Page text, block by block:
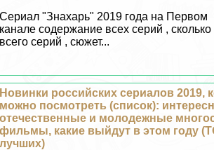
Сериал "Знахарь" 2019 года на Первом
канале содержание всех серий , сколько
всего серий , сюжет...
Новинки российских сериалов 2019,
можно посмотреть (список):
отечественные и молодежные
фильмы, какие выйдут в этом году
лучших)